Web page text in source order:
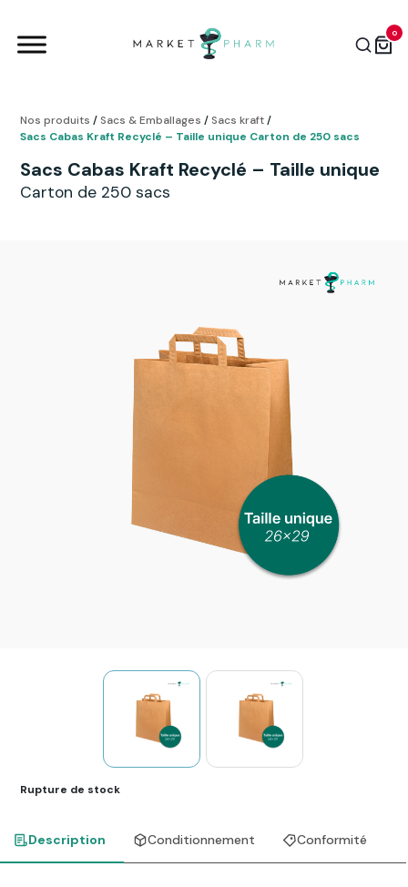
0
Nos produits / Sacs & Emballages / Sacs kraft/
Sacs Cabas Kraft Recyclé – Taille unique Carton de 250 sacs
Sacs Cabas Kraft Recyclé – Taille unique
Carton de 250 sacs
Rupture de stock
Description Conditionnement Conformité